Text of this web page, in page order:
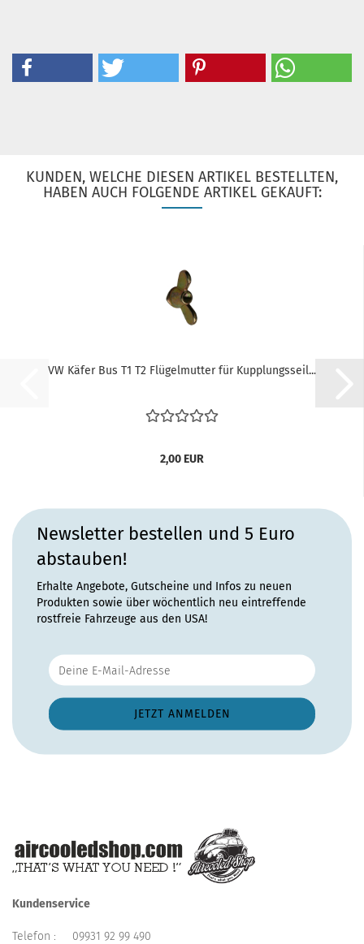
KUNDEN, WELCHE DIESEN ARTIKEL BESTELLTEN,
HABEN AUCH FOLGENDE ARTIKEL GEKAUFT:
VW Käfer Bus T1 T2 Flügelmutter für Kupplungsseil...
2,00 EUR
Newsletter bestellen und 5 Euro
abstauben!
Erhalte Angebote, Gutscheine und Infos zu neuen
Produkten sowie über wöchentlich neu eintreffende
rostfreie Fahrzeuge aus den USA!
Kundenservice
Telefon : 09931 92 99 490